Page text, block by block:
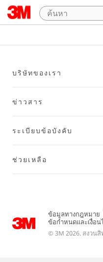
บริษัทของเรา
ข่าวสาร
ระเบียบข้อบังคับ
ช่วยเหลือ
ข้อมูลทางกฎหมาย
ข้อกำหนดและเงื่อน
© 3M 2026. สงวนสิ